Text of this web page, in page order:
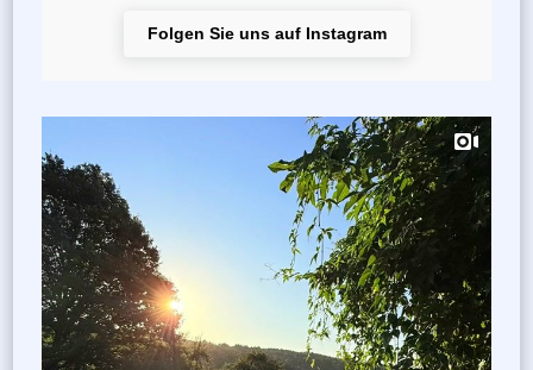
Folgen Sie uns auf Instagram